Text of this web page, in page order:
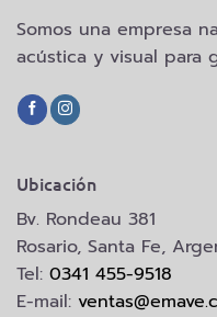
Somos una empresa
acústica y visual para
Ubicación
Bv. Rondeau 381
Rosario, Santa Fe,
Tel: 0341 455-9518
E-mail: